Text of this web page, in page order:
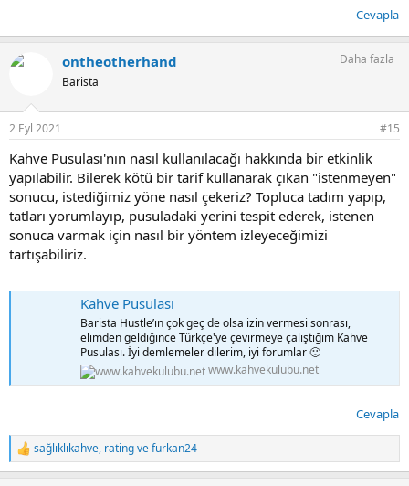
Cevapla
ontheotherhand
Barista
Daha fazla
2 Eyl 2021 #15
Kahve Pusulası'nın nasıl kullanılacağı hakkında bir etkinlik
yapılabilir. Bilerek kötü bir tarif kullanarak çıkan "istenmeyen"
sonucu, istediğimiz yöne nasıl çekeriz? Topluca tadım yapıp,
tatları yorumlayıp, pusuladaki yerini tespit ederek, istenen
sonuca varmak için nasıl bir yöntem izleyeceğimizi
tartışabiliriz.
Kahve Pusulası
Barista Hustle’ın çok geç de olsa izin vermesi sonrası,
elimden geldiğince Türkçe'ye çevirmeye çalıştığım Kahve
Pusulası. İyi demlemeler dilerim, iyi forumlar 🙂
www.kahvekulubu.net
Cevapla
T
e
sağlıklıkahve, ratingvefurkan24